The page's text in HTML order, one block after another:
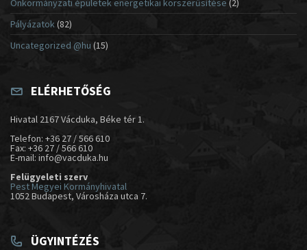
Önkormányzati épületek energetikai korszerűsítése (2)
Pályázatok (82)
Uncategorized @hu (15)
ELÉRHETŐSÉG
Hivatal 2167 Vácduka, Béke tér 1.
Telefon: +36 27 / 566 610
Fax: +36 27 / 566 610
E-mail: info@vacduka.hu
Felügyeleti szerv
Pest Megyei Kormányhivatal
1052 Budapest, Városháza utca 7.
ÜGYINTÉZÉS